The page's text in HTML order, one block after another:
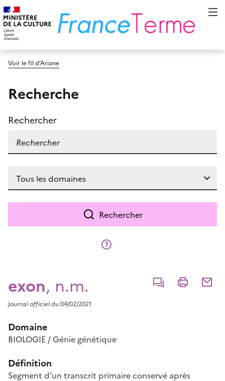
Voir le fil d’Ariane
Recherche
Rechercher
Rechercher
exon, n.m. CommenterImprimer
Journal officieldu 04/02/2021
Domaine
BIOLOGIE / Génie génétique
Définition
Segment d’un transcrit primaire conservé après